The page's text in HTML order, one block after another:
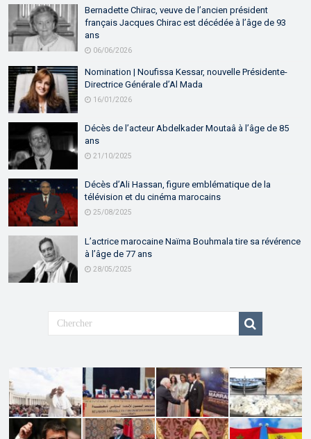
Bernadette Chirac, veuve de l’ancien président
français Jacques Chirac est décédée à l’âge de 93
ans
06/06/2026
Nomination | Noufissa Kessar, nouvelle Présidente-
Directrice Générale d’Al Mada
16/01/2026
Décès de l’acteur Abdelkader Moutaâ à l’âge de 85
ans
21/10/2025
Décès d’Ali Hassan, figure emblématique de la
télévision et du cinéma marocains
25/08/2025
L’actrice marocaine Naïma Bouhmala tire sa révérence
à l’âge de 77 ans
28/05/2025